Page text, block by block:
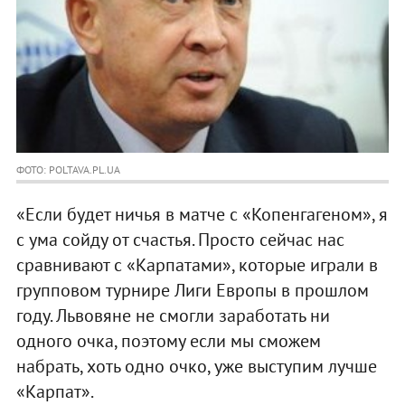
ФОТО: POLTAVA.PL.UA
«Если будет ничья в матче с «Копенгагеном», я
с ума сойду от счастья. Просто сейчас нас
сравнивают с «Карпатами», которые играли в
групповом турнире Лиги Европы в прошлом
году. Львовяне не смогли заработать ни
одного очка, поэтому если мы сможем
набрать, хоть одно очко, уже выступим лучше
«Карпат».